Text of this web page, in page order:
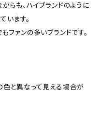
らも、ハイブランドのように
います。
ファンの多いブランドです。
色と異なって見える場合が